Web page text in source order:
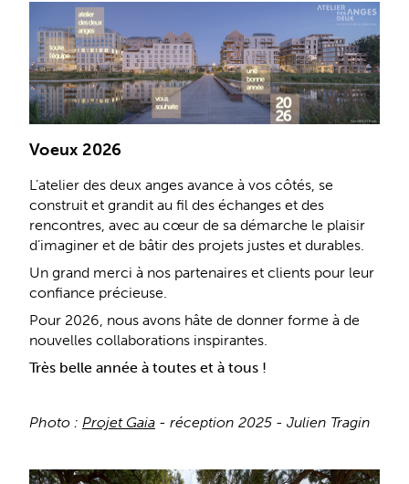
Voeux 2026
L’atelier des deux anges avance à vos côtés, se
construit et grandit au fil des échanges et des
rencontres, avec au cœur de sa démarche le plaisir
d’imaginer et de bâtir des projets justes et durables.
Un grand merci à nos partenaires et clients pour leur
confiance précieuse.
Pour 2026, nous avons hâte de donner forme à de
nouvelles collaborations inspirantes.
Très belle année à toutes et à tous !
Photo : Projet Gaia - réception 2025 - Julien Tragin